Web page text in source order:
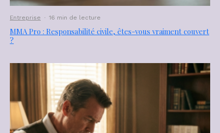
Entreprise · 16 min de lecture
MMA Pro : Responsabilité civile, êtes-vous vraiment couvert
?